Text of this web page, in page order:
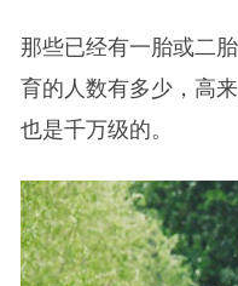
那些已经有一胎或二
育的人数有多少，高
也是千万级的。